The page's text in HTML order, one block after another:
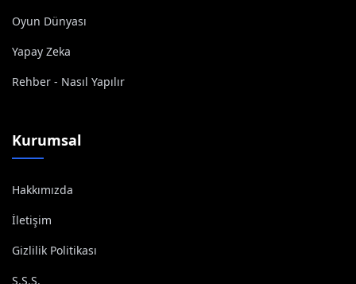
Oyun Dünyası
Yapay Zeka
Rehber - Nasıl Yapılır
Kurumsal
Hakkımızda
İletişim
Gizlilik Politikası
S.S.S.